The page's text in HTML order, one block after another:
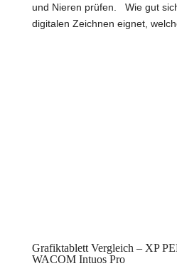
und Nieren prüfen. Wie gut
digitalen Zeichnen eignet,
Grafiktablett Vergleich – XP
WACOM Intuos Pro